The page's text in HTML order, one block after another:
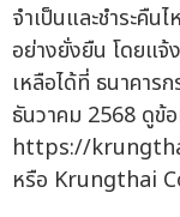
จำเป็นและชำระคืน
อย่างยั่งยืน โดยแจ้
เหลือได้ที่ ธนาคาร
ธันวาคม 2568 ดูข้
https://
หรือ Krungthai